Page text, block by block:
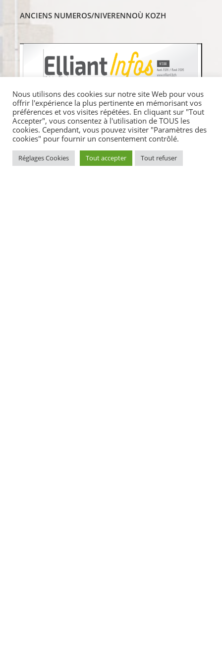
ANCIENS NUMEROS/NIVERENNOÙ KOZH
Nous utilisons des cookies sur notre site Web pour vous
offrir l'expérience la plus pertinente en mémorisant vos
préférences et vos visites répétées. En cliquant sur "Tout
Accepter", vous consentez à l'utilisation de TOUS les
cookies. Cependant, vous pouvez visiter "Paramètres des
cookies" pour fournir un consentement contrôlé.
Réglages Cookies Tout accepter Tout refuser